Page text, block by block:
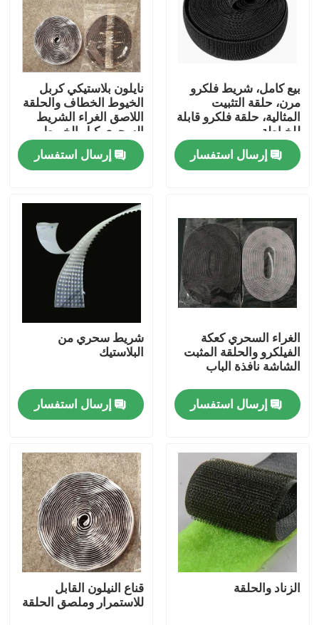
المنتجات
حول بنا
ضبط الجودة
اتصل بنا
Russian website
الستار المغناطيسي للباب
شاشة النافذة
بيع كامل، شريط فلكرو
مرن، حلقة التثبيت
المثالية، حلقة فلكرو قابلة
للخياطة
إرسال استفسار
نايلون بلاستيكي كربل
الخيوط الخطاف والحلقة
اللاصق الغراء الشريط
السحري كبل الخيوط
إرسال استفسار
الغراء السحري كعكة
الفيلكرو والحلقة المثبت
الشاشة نافذة الباب
إرسال استفسار
شريط سحري من
البلاستيك
إرسال استفسار
الزناد والحلقة
قناع النيلون القابل
للاستمرار وملصق الحلقة